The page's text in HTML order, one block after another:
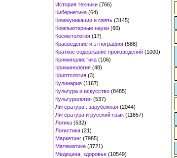
История техники (766)
Кибернетика (64)
Коммуникации и связь (3145)
Компьютерные науки (60)
Косметология (17)
Краеведение и этнография (588)
Краткое содержание произведений (1000)
Криминалистика (106)
Криминология (48)
Криптология (3)
Кулинария (1167)
Культура и искусство (8485)
Культурология (537)
Литература : зарубежная (2044)
Литература и русский язык (11657)
Логика (532)
Логистика (21)
Маркетинг (7985)
Математика (3721)
Медицина, здоровье (10549)